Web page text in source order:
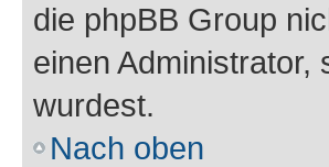
die phpBB Group
einen
wurdest.
Nach oben